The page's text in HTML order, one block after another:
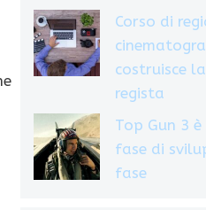
Corso di
costruisce
regista
Top Gun 3
fase di
fase